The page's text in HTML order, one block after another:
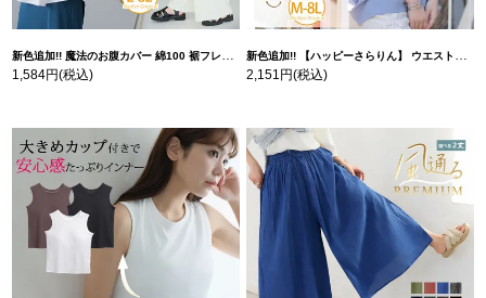
新色追加!! 魔法のお腹カバー 綿100 裾フレア Tシャツ | 大きいサイズの通販ならハッピーマリリン
1,584円(税込)
新色追加!! 【ハッピーさらりん】 ウエストタック入り スッキリ魅せ コクーントップス | 大きいサイズの通販ならハッピーマリリン
2,151円(税込)